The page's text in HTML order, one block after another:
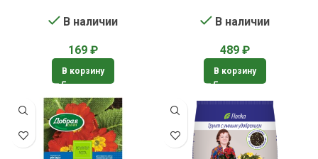
В наличии
169 ₽
В корзину
В наличии
489 ₽
В корзину